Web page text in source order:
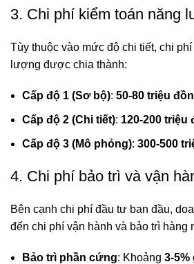
3. Chi phí kiểm toán năng
Tùy thuộc vào mức độ chi tiết, chi phí
lượng được chia thành:
Cấp độ 1 (Sơ bộ): 50-80 triệu
Cấp độ 2 (Chi tiết): 120-200 triệu
Cấp độ 3 (Mô phỏng): 300-500
4. Chi phí bảo trì và vận
Bên cạnh chi phí đầu tư ban đầu,
đến chi phí vận hành và bảo trì hàng
Bảo trì phần cứng: Khoảng 3-5%